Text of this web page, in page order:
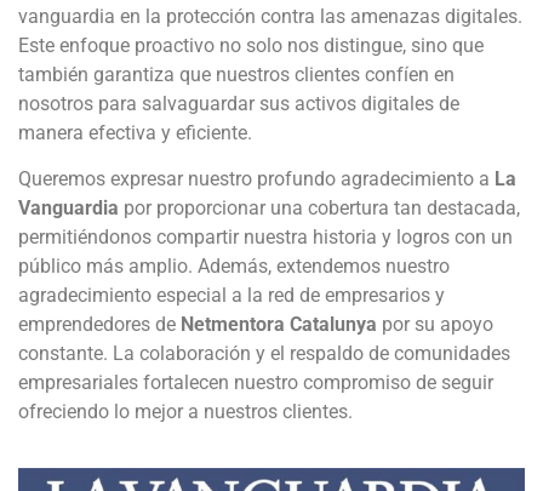
vanguardia en la protección contra las amenazas digitales.
Este enfoque proactivo no solo nos distingue, sino que
también garantiza que nuestros clientes confíen en
nosotros para salvaguardar sus activos digitales de
manera efectiva y eficiente.
Queremos expresar nuestro profundo agradecimiento a La
Vanguardia por proporcionar una cobertura tan destacada,
permitiéndonos compartir nuestra historia y logros con un
público más amplio. Además, extendemos nuestro
agradecimiento especial a la red de empresarios y
emprendedores de Netmentora Catalunya por su apoyo
constante. La colaboración y el respaldo de comunidades
empresariales fortalecen nuestro compromiso de seguir
ofreciendo lo mejor a nuestros clientes.